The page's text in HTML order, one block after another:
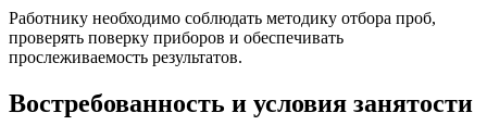
Работнику необходимо соблюдать методику отбора проб,
проверять поверку приборов и обеспечивать
прослеживаемость результатов.
Востребованность и условия занятости